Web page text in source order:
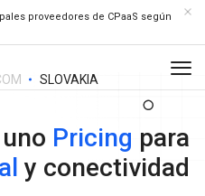
proveedores de CPaaS según
SLOVAKIA
Pricing para
y conectividad